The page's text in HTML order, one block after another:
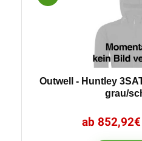
Outwell - Huntley
grau/
852,92€